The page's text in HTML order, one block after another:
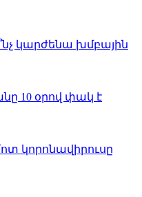
կարժենա խմբային
10 օրով փակ է
կորոնավիրուսը